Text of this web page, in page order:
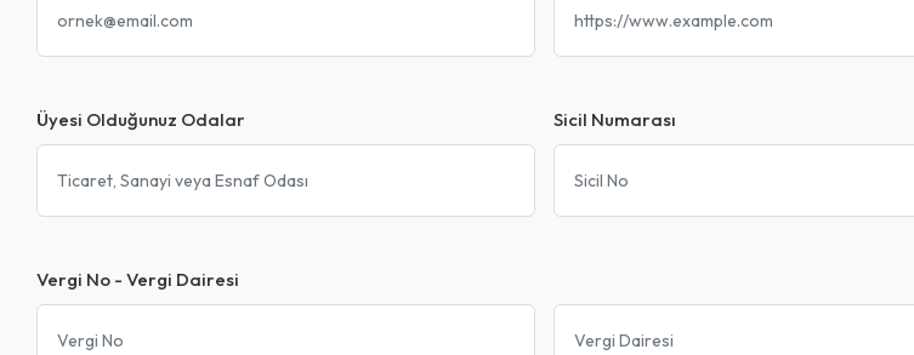
Üyesi Olduğunuz Odalar Sicil Numarası
Vergi No - Vergi Dairesi